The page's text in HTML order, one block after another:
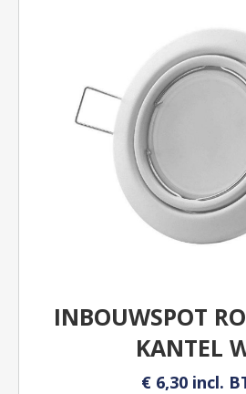
INBOUWSPOT
KANTEL
€ 6,30 incl.